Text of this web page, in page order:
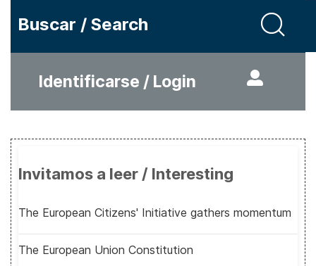
Buscar / Search
Identificarse / Login
Invitamos a leer / Interesting
The European Citizens' Initiative gathers momentum
The European Union Constitution